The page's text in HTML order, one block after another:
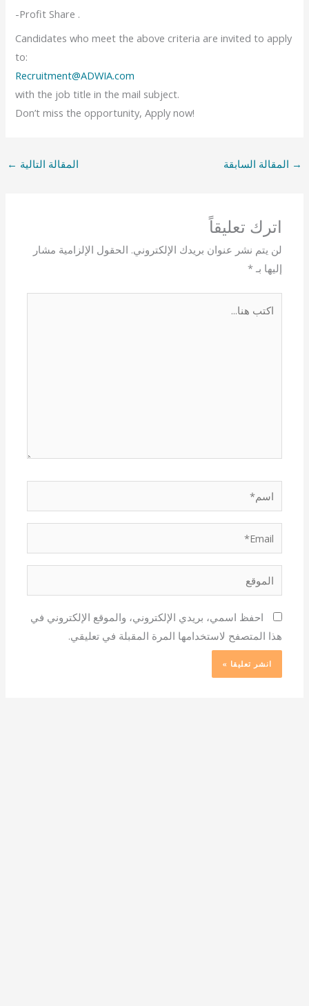
-Profit Share .
Candidates who meet the above criteria are invited to apply
to:
Recruitment@ADWIA.com
with the job title in the mail subject.
Don’t miss the opportunity, Apply now!
→ المقالة السابقة المقالة التالية ←
اترك تعليقاً
لن يتم نشر عنوان بريدك الإلكتروني. الحقول الإلزامية مشار
إليها بـ*
اسم*
Email*
الموقع
احفظ اسمي، بريدي الإلكتروني، والموقع الإلكتروني في
هذا المتصفح لاستخدامها المرة المقبلة في تعليقي.